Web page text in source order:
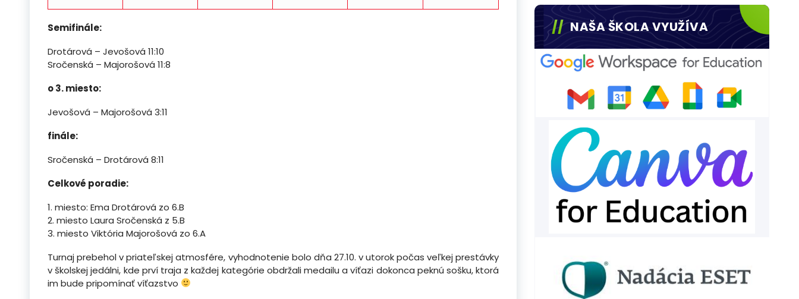
Semifinále:
Drotárová – Jevošová 11:10
Sročenská – Majorošová 11:8
o 3. miesto:
Jevošová – Majorošová 3:11
finále:
Sročenská – Drotárová 8:11
Celkové poradie:
1. miesto: Ema Drotárová zo 6.B
2. miesto Laura Sročenská z 5.B
3. miesto Viktória Majorošová zo 6.A
Turnaj prebehol v priateľskej atmosfére, vyhodnotenie bolo dňa 27.10. v utorok počas veľkej prestávky
v školskej jedálni, kde prví traja z každej kategórie obdržali medailu a víťazi dokonca peknú sošku, ktorá
im bude pripomínať víťazstvo
NAŠA ŠKOLA VYUŽÍVA